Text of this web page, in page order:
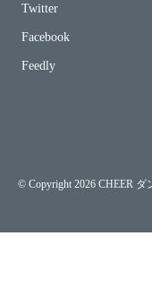
Twitter
Facebook
Feedly
© Copyright 2026 CHEER